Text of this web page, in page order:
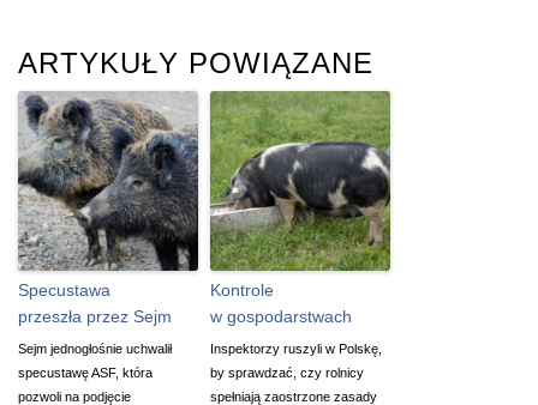
ARTYKUŁY POWIĄZANE
Specustawa
przeszła przez Sejm
Sejm jednogłośnie uchwalił
specustawę ASF, która
pozwoli na podjęcie
Kontrole
w gospodarstwach
Inspektorzy ruszyli w Polskę,
by sprawdzać, czy rolnicy
spełniają zaostrzone zasady